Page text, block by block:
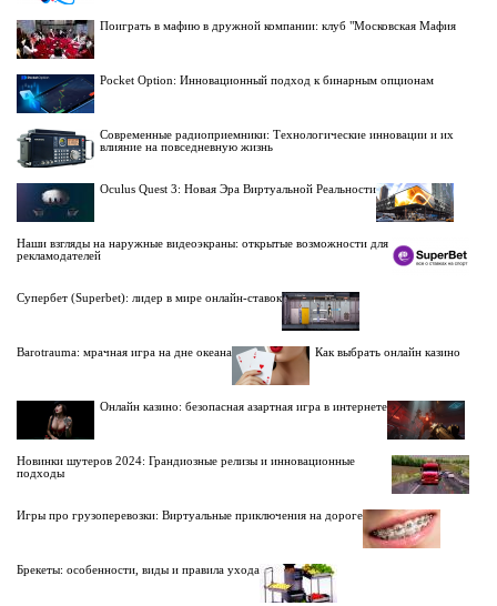
Поиграть в мафию в дружной компании: клуб "Московская Мафия
Pocket Option: Инновационный подход к бинарным опционам
Современные радиоприемники: Технологические инновации и их
влияние на повседневную жизнь
Oculus Quest 3: Новая Эра Виртуальной Реальности
Наши взгляды на наружные видеоэкраны: открытые возможности для
рекламодателей
Супербет (Superbet): лидер в мире онлайн-ставок
Barotrauma: мрачная игра на дне океана Как выбрать онлайн казино
Онлайн казино: безопасная азартная игра в интернете
Новинки шутеров 2024: Грандиозные релизы и инновационные
подходы
Игры про грузоперевозки: Виртуальные приключения на дороге
Брекеты: особенности, виды и правила ухода